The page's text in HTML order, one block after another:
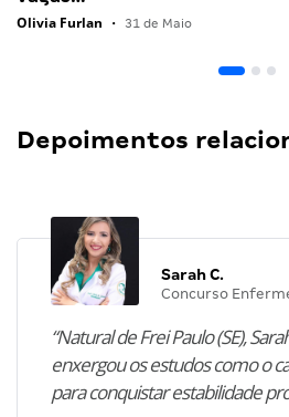
Olivia Furlan • 31 de Maio
Depoimentos
Sarah C.
Concurso
“Natural de Frei Paulo (SE),
enxergou os estudos como o
para conquistar estabilidade